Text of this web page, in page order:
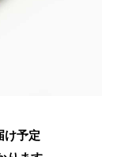
け予定